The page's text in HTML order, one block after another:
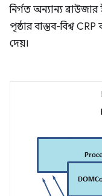
নির্গত অন্যান্য
পৃষ্ঠার বাস্তব-বিশ্ব
দেয়।